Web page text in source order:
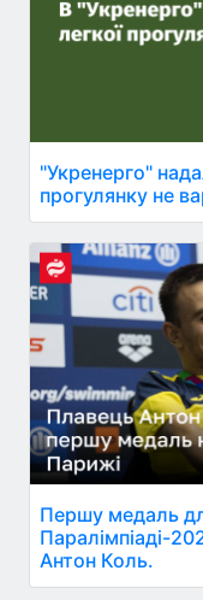
"Укренерго"
прогулянку не
Першу медаль
Паралімпіаді-
Антон Коль.